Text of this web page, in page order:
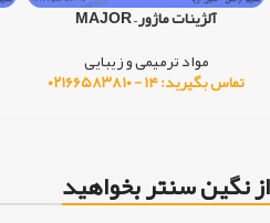
آلژینات ماژور – MAJOR
مواد ترمیمی و زیبایی
تماس بگیرید: ۱۴ - ۰۲۱۶۶۵۸۳۸۱۰
از نگین سنتر بخواهید